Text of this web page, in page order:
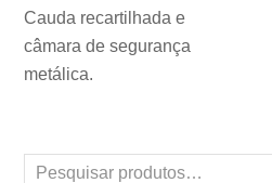
Cauda recartilhada e
câmara de segurança
metálica.